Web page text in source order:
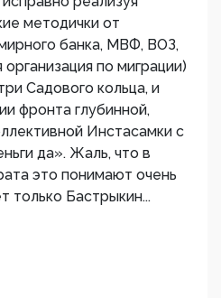
методички от
банка, МВФ, ВОЗ,
по миграции)
Садового кольца, и
фронта глубинной,
Инстасамки с
да». Жаль, что в
это понимают очень
только Бастрыкин...